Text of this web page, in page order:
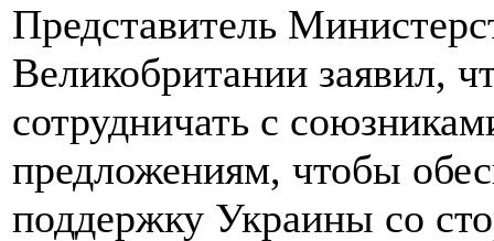
Представитель
Великобритании заявил,
сотрудничать с
предложениям, чтобы
поддержку Украины со